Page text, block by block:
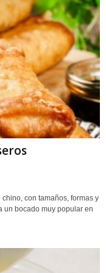
con tamaños, formas y
un bocado muy popular en